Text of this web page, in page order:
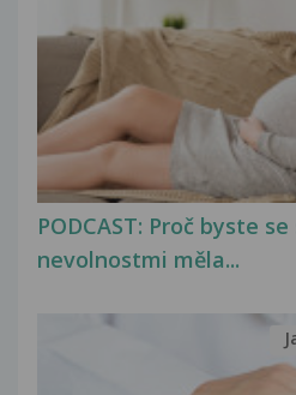
PODCAST: Proč byste
nevolnostmi měla...